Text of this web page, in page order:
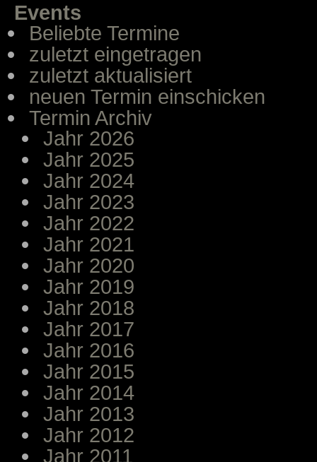
Events
Beliebte Termine
zuletzt eingetragen
zuletzt aktualisiert
neuen Termin einschicken
Termin Archiv
Jahr 2026
Jahr 2025
Jahr 2024
Jahr 2023
Jahr 2022
Jahr 2021
Jahr 2020
Jahr 2019
Jahr 2018
Jahr 2017
Jahr 2016
Jahr 2015
Jahr 2014
Jahr 2013
Jahr 2012
Jahr 2011